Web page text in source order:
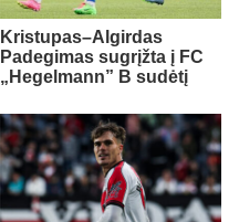
Kristupas–Algirdas
Padegimas sugrįžta į FC
„Hegelmann” B sudėtį